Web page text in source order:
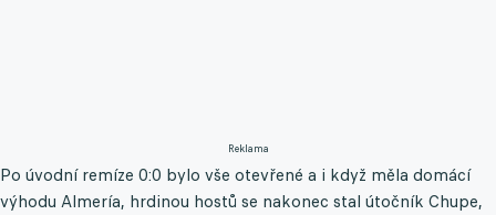
Reklama
Po úvodní remíze 0:0 bylo vše otevřené a i když měla domácí
výhodu Almería, hrdinou hostů se nakonec stal útočník Chupe,